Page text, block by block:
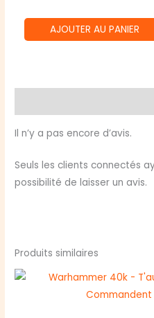
quantité
de
AJOUTER AU PANIER
Il n’y a pas encore d’avis.
Seuls les clients connectés
possibilité de laisser un avis.
Produits similaires